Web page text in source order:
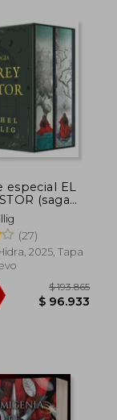
especial EL
(saga
(27)
2025, Tapa